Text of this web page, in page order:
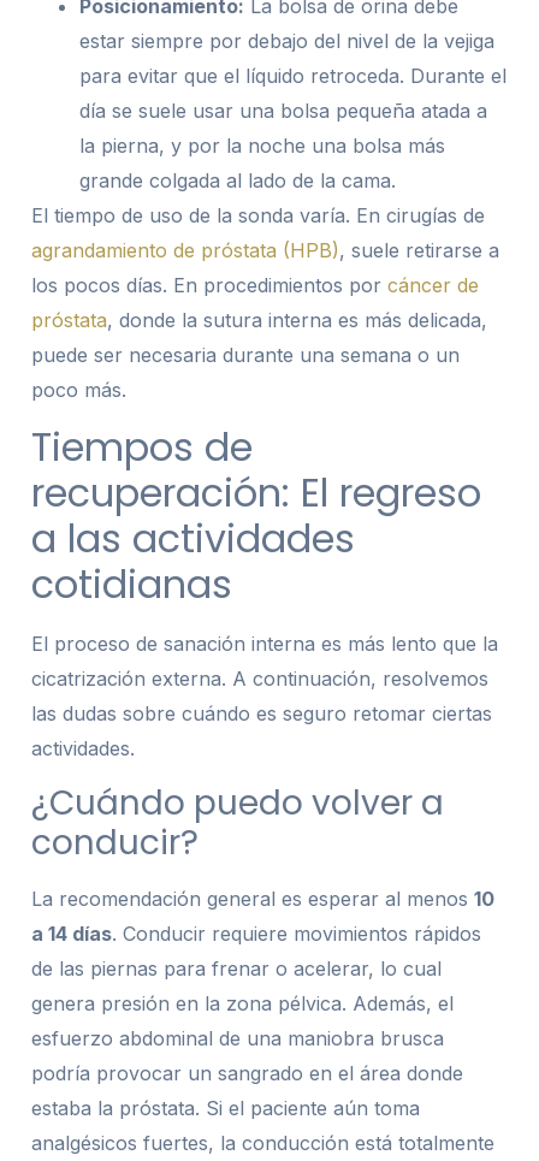
Posicionamiento: La bolsa de orina debe
estar siempre por debajo del nivel de la vejiga
para evitar que el líquido retroceda. Durante el
día se suele usar una bolsa pequeña atada a
la pierna, y por la noche una bolsa más
grande colgada al lado de la cama.
El tiempo de uso de la sonda varía. En cirugías de
agrandamiento de próstata (HPB), suele retirarse a
los pocos días. En procedimientos por cáncer de
próstata, donde la sutura interna es más delicada,
puede ser necesaria durante una semana o un
poco más.
Tiempos de
recuperación: El regreso
a las actividades
cotidianas
El proceso de sanación interna es más lento que la
cicatrización externa. A continuación, resolvemos
las dudas sobre cuándo es seguro retomar ciertas
actividades.
¿Cuándo puedo volver a
conducir?
La recomendación general es esperar al menos 10
a 14 días. Conducir requiere movimientos rápidos
de las piernas para frenar o acelerar, lo cual
genera presión en la zona pélvica. Además, el
esfuerzo abdominal de una maniobra brusca
podría provocar un sangrado en el área donde
estaba la próstata. Si el paciente aún toma
analgésicos fuertes, la conducción está totalmente